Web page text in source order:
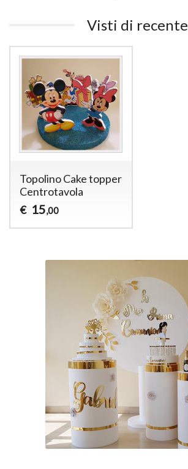
Visti di recente
Topolino Cake topper
Centrotavola
€ 15,00